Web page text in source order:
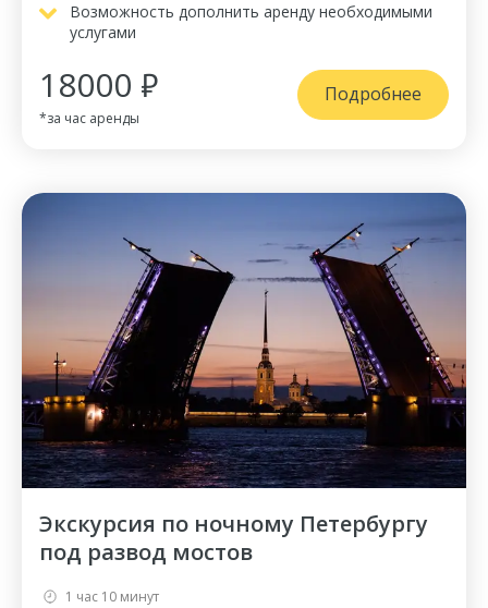
Возможность дополнить аренду необходимыми
услугами
18000 ₽
*за час аренды
Подробнее
Экскурсия по ночному Петербургу
под развод мостов
1 час 10 минут